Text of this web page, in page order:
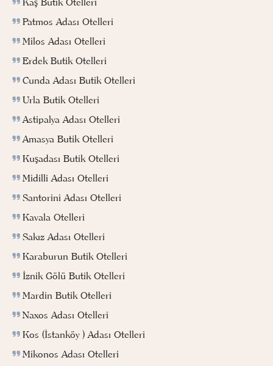
Patmos Adası Otelleri
Milos Adası Otelleri
Erdek Butik Otelleri
Cunda Adası Butik Otelleri
Urla Butik Otelleri
Astipalya Adası Otelleri
Amasya Butik Otelleri
Kuşadası Butik Otelleri
Midilli Adası Otelleri
Santorini Adası Otelleri
Kavala Otelleri
Sakız Adası Otelleri
Karaburun Butik Otelleri
İznik Gölü Butik Otelleri
Mardin Butik Otelleri
Naxos Adası Otelleri
Kos (İstanköy ) Adası Otelleri
Mikonos Adası Otelleri